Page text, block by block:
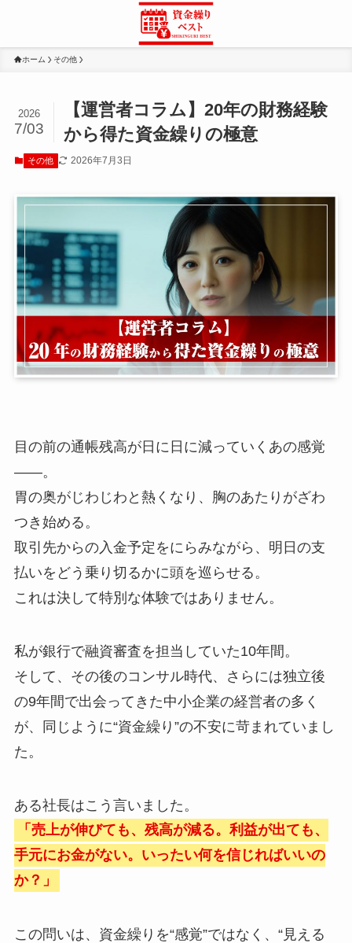
ホーム その他
【運営者コラム】20年の財務経験
から得た資金繰りの極意
2026
7/03
その他 2026年7月3日
目の前の通帳残高が日に日に減っていくあの感覚
——。
胃の奥がじわじわと熱くなり、胸のあたりがざわ
つき始める。
取引先からの入金予定をにらみながら、明日の支
払いをどう乗り切るかに頭を巡らせる。
これは決して特別な体験ではありません。
私が銀行で融資審査を担当していた10年間。
そして、その後のコンサル時代、さらには独立後
の9年間で出会ってきた中小企業の経営者の多く
が、同じように“資金繰り”の不安に苛まれていまし
た。
ある社長はこう言いました。
「売上が伸びても、残高が減る。利益が出ても、
手元にお金がない。いったい何を信じればいいの
か？」
この問いは、資金繰りを“感覚”ではなく、“見える